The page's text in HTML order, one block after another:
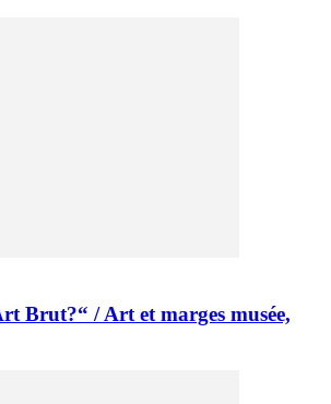
Brut?“ / Art et marges musée,